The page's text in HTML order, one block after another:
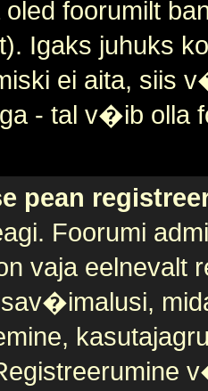
foorumilt
Igaks juhuks
ei aita, siis
- tal v�ib olla
pean
Foorumi
vaja eelnevalt